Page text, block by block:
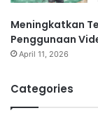
Meningkatkan
Penggunaan
April 11, 2026
Categories